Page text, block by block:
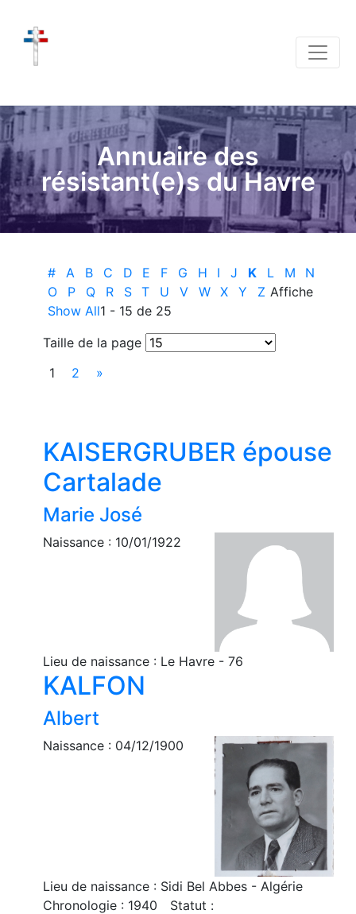
Annuaire des
résistant(e)s du Havre
# A B C D E F G H I J K L M
N
O
P Q R S T U V W X Y
Z
Show All
Affiche
1 - 15 de 25
Taille de la page
1
2 »
KAISERGRUBER épouse
Cartalade
Marie José
Naissance : 10/01/1922
Lieu de naissance : Le Havre - 76
KALFON
Albert
Naissance : 04/12/1900
Lieu de naissance : Sidi Bel Abbes - Algérie
Chronologie : 1940
Statut :